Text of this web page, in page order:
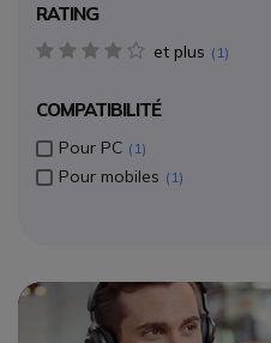
RATING
et plus 4 star(s)
1
COMPATIBILITÉ
Pour PC 1
Pour mobiles 1
Circle
Circle